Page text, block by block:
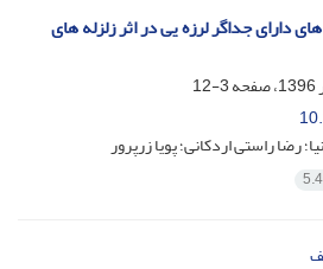
دارای جداگر لرزه یی در اثر زلزله های
3-12
رضا راستی اردکانی؛ پویا زرپرور